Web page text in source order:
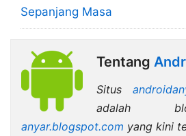
Sepanjang Masa
Tentang
Situs
adalah
anyar.blogspot.com yang kini